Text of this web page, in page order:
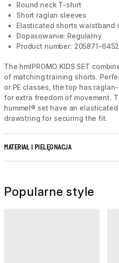
Round neck T-shirt
Short raglan sleeves
Elasticated shorts waistband
Dopasowanie: Regularny
Product number: 205871-6452
The hmlPROMO KIDS SET
of matching training shorts.
or PE classes, the top has
for extra freedom of movement.
hummel® set have an
drawstring for securing the fit.
MATERIAŁ I PIELĘGNACJA
Popularne style